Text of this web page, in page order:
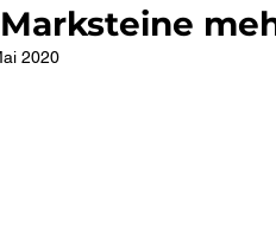
2020
5 Sternen bewertet.